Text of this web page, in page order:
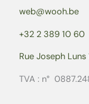
web@wooh.be
+32 2 389 10 60
Rue Joseph
TVA : n°